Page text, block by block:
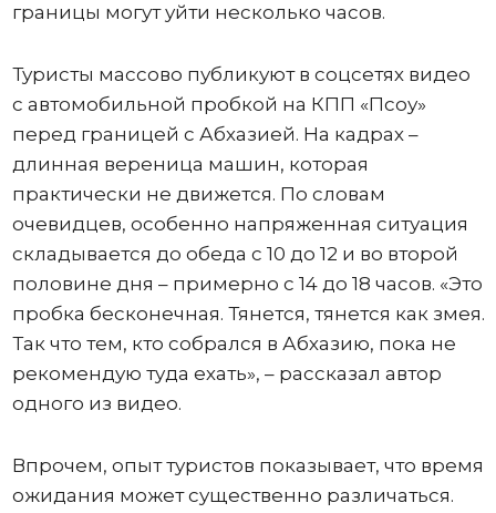
границы могут уйти несколько часов.
Туристы массово публикуют в соцсетях видео
с автомобильной пробкой на КПП «Псоу»
перед границей с Абхазией. На кадрах –
длинная вереница машин, которая
практически не движется. По словам
очевидцев, особенно напряженная ситуация
складывается до обеда с 10 до 12 и во второй
половине дня – примерно с 14 до 18 часов. «Это
пробка бесконечная. Тянется, тянется как змея.
Так что тем, кто собрался в Абхазию, пока не
рекомендую туда ехать», – рассказал автор
одного из видео.
Впрочем, опыт туристов показывает, что время
ожидания может существенно различаться.